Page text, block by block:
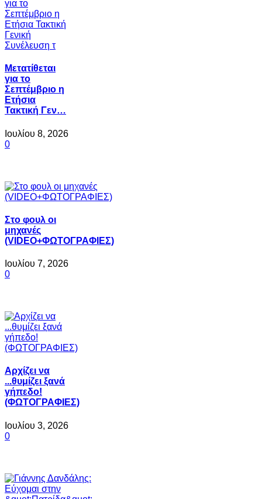
Μετατίθεται
για το
Σεπτέμβριο η
Ετήσια
Τακτική Γεν…
Ιουλίου 8, 2026
0
Στο φουλ οι
μηχανές
(VIDEO+ΦΩΤΟΓΡΑΦΙΕΣ)
Ιουλίου 7, 2026
0
Αρχίζει να
...θυμίζει ξανά
γήπεδο!
(ΦΩΤΟΓΡΑΦΙΕΣ)
Ιουλίου 3, 2026
0